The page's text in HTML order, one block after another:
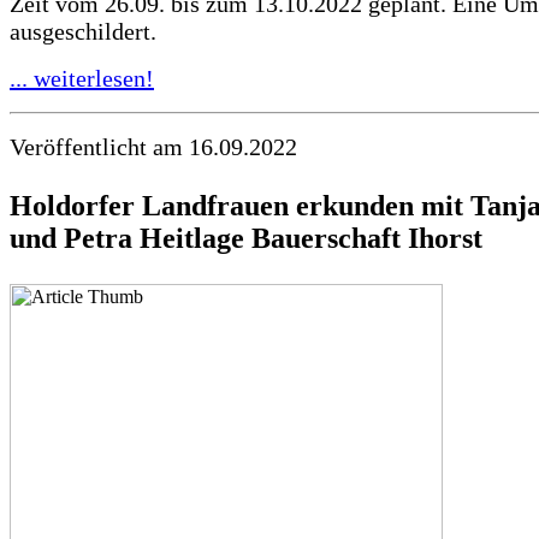
ausgeschildert.
... weiterlesen!
Veröffentlicht am 16.09.2022
Holdorfer Landfrauen erkunden mit
und Petra Heitlage Bauerschaft Ihorst